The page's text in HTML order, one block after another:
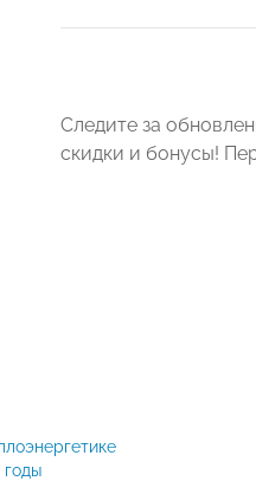
Следите за
скидки и бонусы!
годы